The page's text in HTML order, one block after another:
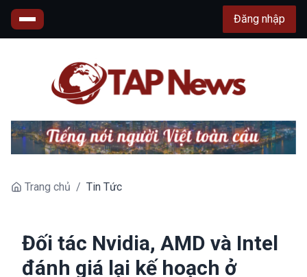
Đăng nhập
Trang chủ / Tin Tức
Đối tác Nvidia, AMD và Intel
đánh giá lại kế hoạch ở